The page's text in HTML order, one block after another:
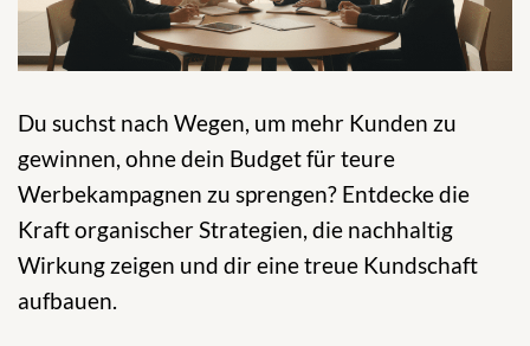
Du suchst nach Wegen, um mehr Kunden zu
gewinnen, ohne dein Budget für teure
Werbekampagnen zu sprengen? Entdecke die
Kraft organischer Strategien, die nachhaltig
Wirkung zeigen und dir eine treue Kundschaft
aufbauen.